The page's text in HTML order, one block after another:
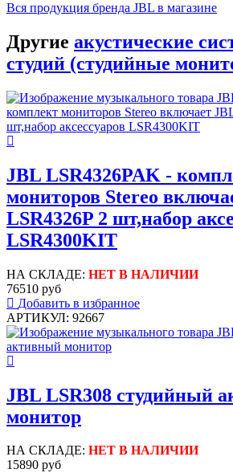
Вся продукция бренда JBL в магазине
Другие акустические
студий (студийные
JBL LSR4326PAK -
мониторов Stereo
LSR4326P 2 шт,набор
LSR4300KIT
НА СКЛАДЕ: НЕТ В НАЛИЧИИ
76510 руб
Добавить в избранное
АРТИКУЛ: 92667
JBL LSR308 студийный
монитор
НА СКЛАДЕ: НЕТ В НАЛИЧИИ
15890 руб